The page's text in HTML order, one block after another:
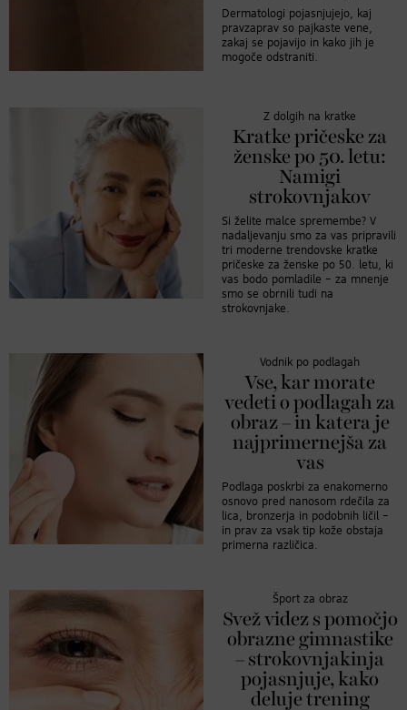
Dermatologi pojasnjujejo, kaj
pravzaprav so pajkaste vene,
zakaj se pojavijo in kako jih je
mogoče odstraniti.
Z dolgih na kratke
Kratke pričeske za
ženske po 50. letu:
Namigi
strokovnjakov
Si želite malce spremembe? V
nadaljevanju smo za vas pripravili
tri moderne trendovske kratke
pričeske za ženske po 50. letu, ki
vas bodo pomladile – za mnenje
smo se obrnili tudi na
strokovnjake.
Vodnik po podlagah
Vse, kar morate
vedeti o podlagah za
obraz – in katera je
najprimernejša za
vas
Podlaga poskrbi za enakomerno
osnovo pred nanosom rdečila za
lica, bronzerja in podobnih ličil –
in prav za vsak tip kože obstaja
primerna različica.
Šport za obraz
Svež videz s pomočjo
obrazne gimnastike
– strokovnjakinja
pojasnjuje, kako
deluje trening